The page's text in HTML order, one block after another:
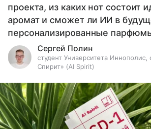
проекта, из каких нот состоит
аромат и сможет ли ИИ в
персонализированные
Сергей Полин
студент Университета Иннополис,
Спирит» (AI Spirit)